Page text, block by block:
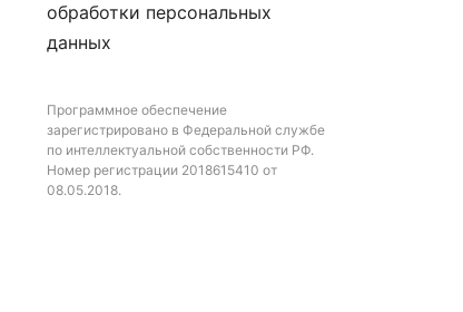
обработки персональных
данных
Программное обеспечение
зарегистрировано в Федеральной службе
по интеллектуальной собственности РФ.
Номер регистрации 2018615410 от
08.05.2018.